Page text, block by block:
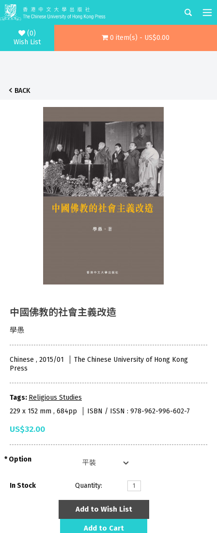
(0)
Wish List
0 item(s) - US$0.00
BACK
中國佛教的社會主義改造
學愚
Chinese , 2015/01
The Chinese University of Hong Kong
Press
Tags: Religious Studies
229 x 152 mm , 684pp
ISBN / ISSN : 978-962-996-602-7
US$32.00
Option
In Stock Quantity:
Add to Wish List
Add to Cart